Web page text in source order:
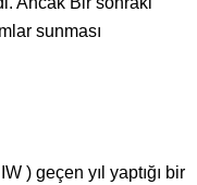
sunması
) geçen yıl yaptığı bir